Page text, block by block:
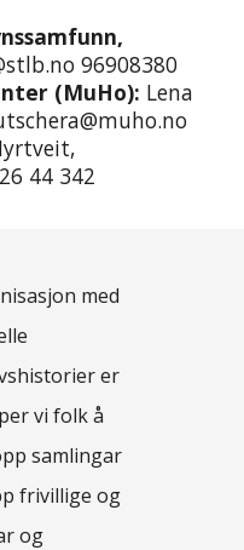
96908380
(MuHo): Lena
44 342
med
er
vi folk å
samlingar
frivillige og
og